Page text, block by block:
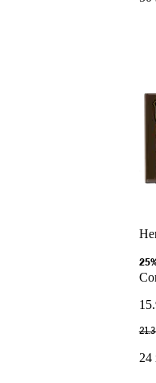
15.
21.
24